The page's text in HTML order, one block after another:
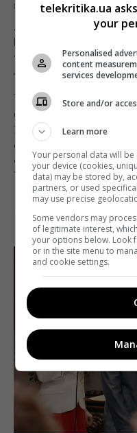
Кино Рецензии
«Всё утонуло в
Британского
«Донбассе»
Telekritika
11.05.2018
Спустя два дня после
Каннском фестивале
сдержанными.
слишком много и
Украине», – пишет
telekritika.ua
your
Personalised
content
services
Store and/or
Learn more
Your personal data will
your device (cookies,
data) may be stored by,
partners, or used
may use precise
Some vendors may
of legitimate interest,
your options below. Look
or in the site menu to
and cookie settings.